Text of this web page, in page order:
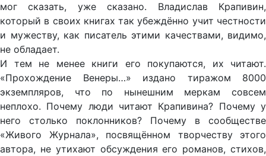
мог сказать, уже сказано. Владислав Крапивин,
который в своих книгах так убеждённо учит честности
и мужеству, как писатель этими качествами, видимо,
не обладает.
И тем не менее книги его покупаются, их читают.
«Прохождение Венеры…» издано тиражом 8000
экземпляров, что по нынешним меркам совсем
неплохо. Почему люди читают Крапивина? Почему у
него столько поклонников? Почему в сообществе
«Живого Журнала», посвящённом творчеству этого
автора, не утихают обсуждения его романов, стихов,